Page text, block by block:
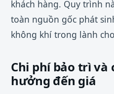
khách hàng. Quy trình
toàn nguồn gốc phát
không khí trong lành
Chi phí bảo trì và
hưởng đến giá